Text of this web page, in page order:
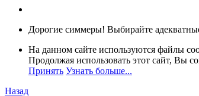
Дорогие симмеры! Выбирайте
На данном сайте используются файлы
Продолжая использовать этот сайт, Вы
Принять Узнать больше...
Назад